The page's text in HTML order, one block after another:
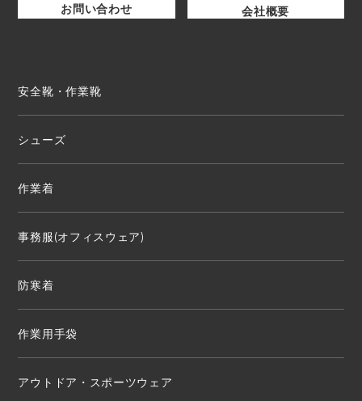
お問い合わせ 会社概要
安全靴・作業靴
シューズ
作業着
事務服(オフィスウェア)
防寒着
作業用手袋
アウトドア・スポーツウェア